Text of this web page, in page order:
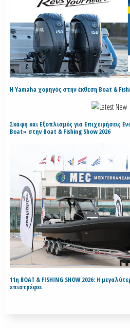
H Yamaha χορηγός στην έκθεση Boat &
Σκάφη και Εξοπλισμός για Επιχειρήσεις
Boat» στην Boat & Fishing Show 2026
11η BOAT & FISHING SHOW 2026: Η
επιστρέφει